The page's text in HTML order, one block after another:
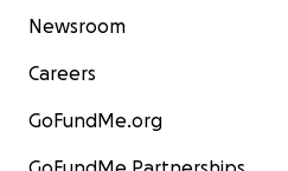
Newsroom
Careers
GoFundMe.org